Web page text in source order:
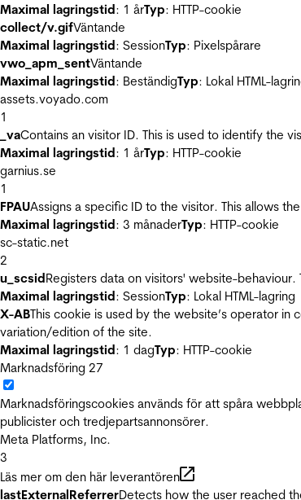
Maximal lagringstid: 1 årTyp: HTTP-cookie
collect/v.gifVäntande
Maximal lagringstid: SessionTyp: Pixelspårare
vwo_apm_sentVäntande
Maximal lagringstid: BeständigTyp: Lokal HTML-
assets.voyado.com
1
_vaContains an visitor ID. This is used to identify the
Maximal lagringstid: 1 årTyp: HTTP-cookie
garnius.se
1
FPAUAssigns a specific ID to the visitor. This allows
Maximal lagringstid: 3 månaderTyp: HTTP-cookie
sc-static.net
2
u_scsidRegisters data on visitors' website-
Maximal lagringstid: SessionTyp: Lokal HTML-lagring
X-ABThis cookie is used by the website’s operator
variation/edition of the site.
Maximal lagringstid: 1 dagTyp: HTTP-cookie
Marknadsföring 27
Marknadsföringscookies används för att spåra
publicister och tredjepartsannonsörer.
Meta Platforms, Inc.
3
Läs mer om den här leverantören
lastExternalReferrerDetects how the user reached